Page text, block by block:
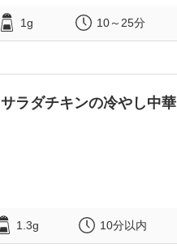
1g 10～25分
サラダチキンの冷やし中華
1.3g 10分以内